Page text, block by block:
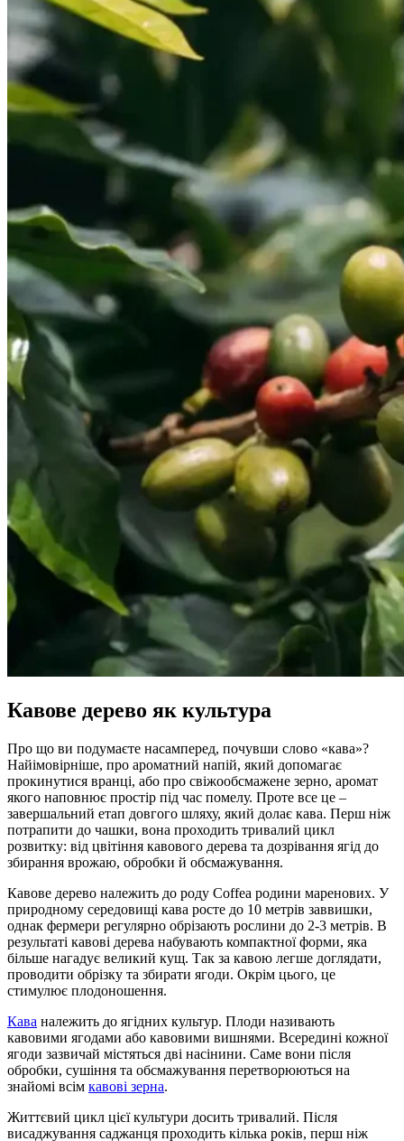
Кавове дерево як культура
Про що ви подумаєте насамперед, почувши слово «кава»?
Найімовірніше, про ароматний напій, який допомагає
прокинутися вранці, або про свіжообсмажене зерно, аромат
якого наповнює простір під час помелу. Проте все це –
завершальний етап довгого шляху, який долає кава. Перш ніж
потрапити до чашки, вона проходить тривалий цикл
розвитку: від цвітіння кавового дерева та дозрівання ягід до
збирання врожаю, обробки й обсмажування.
Кавове дерево належить до роду Coffea родини маренових. У
природному середовищі кава росте до 10 метрів заввишки,
однак фермери регулярно обрізають рослини до 2-3 метрів. В
результаті кавові дерева набувають компактної форми, яка
більше нагадує великий кущ. Так за кавою легше доглядати,
проводити обрізку та збирати ягоди. Окрім цього, це
стимулює плодоношення.
Кава належить до ягідних культур. Плоди називають
кавовими ягодами або кавовими вишнями. Всередині кожної
ягоди зазвичай містяться дві насінини. Саме вони після
обробки, сушіння та обсмажування перетворюються на
знайомі всім кавові зерна.
Життєвий цикл цієї культури досить тривалий. Після
висаджування саджанця проходить кілька років, перш ніж